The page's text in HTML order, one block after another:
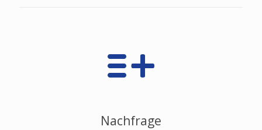
Nachfrage